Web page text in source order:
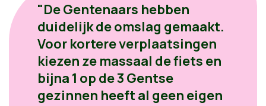
"De Gentenaars hebben
duidelijk de omslag gemaakt.
Voor kortere verplaatsingen
kiezen ze massaal de fiets en
bijna 1 op de 3 Gentse
gezinnen heeft al geen eigen